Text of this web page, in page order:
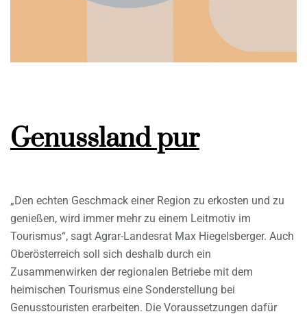
Genussland pur
„Den echten Geschmack einer Region zu erkosten und zu
genießen, wird immer mehr zu einem Leitmotiv im
Tourismus“, sagt Agrar-Landesrat Max Hiegelsberger. Auch
Oberösterreich soll sich deshalb durch ein
Zusammenwirken der regionalen Betriebe mit dem
heimischen Tourismus eine Sonderstellung bei
Genusstouristen erarbeiten. Die Voraussetzungen dafür